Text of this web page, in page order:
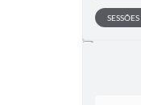
SESSÕES